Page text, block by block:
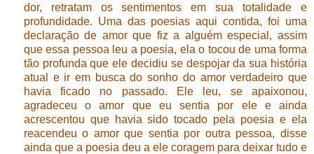
dor, retratam os sentimentos em sua totalidade e
profundidade. Uma das poesias aqui contida, foi uma
declaração de amor que fiz a alguém especial, assim
que essa pessoa leu a poesia, ela o tocou de uma forma
tão profunda que ele decidiu se despojar da sua história
atual e ir em busca do sonho do amor verdadeiro que
havia ficado no passado. Ele leu, se apaixonou,
agradeceu o amor que eu sentia por ele e ainda
acrescentou que havia sido tocado pela poesia e ela
reacendeu o amor que sentia por outra pessoa, disse
ainda que a poesia deu a ele coragem para deixar tudo e